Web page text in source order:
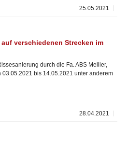
25.05.2021
verschiedenen Strecken im
durch die Fa. ABS Meiller,
bis 14.05.2021 unter anderem
28.04.2021